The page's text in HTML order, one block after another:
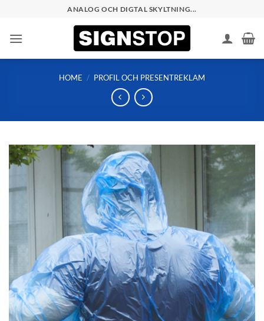
content
ANALOG OCH DIGTAL SKYLTNING...
HOME / PROFIL OCH PRESENTREKLAM